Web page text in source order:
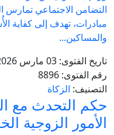
التضامن الاجتماعي تمارس
مبادرات، تهدف إلى كفاية
والمساكين...
تاريخ الفتوى:
رقم الفتوى:
التصنيف: الزكاة
حكم التحدث مع
الأمور الزوجية